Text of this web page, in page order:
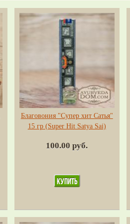
Благовония "Супер хит Сатья"
15 гр (Super Hit Satya Sai)
100.00 руб.